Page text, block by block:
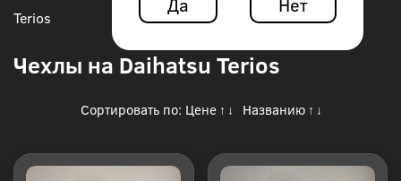
Terios
Чехлы на Daihatsu Terios
Сортировать по: Цене ↑ ↓ Названию ↑ ↓